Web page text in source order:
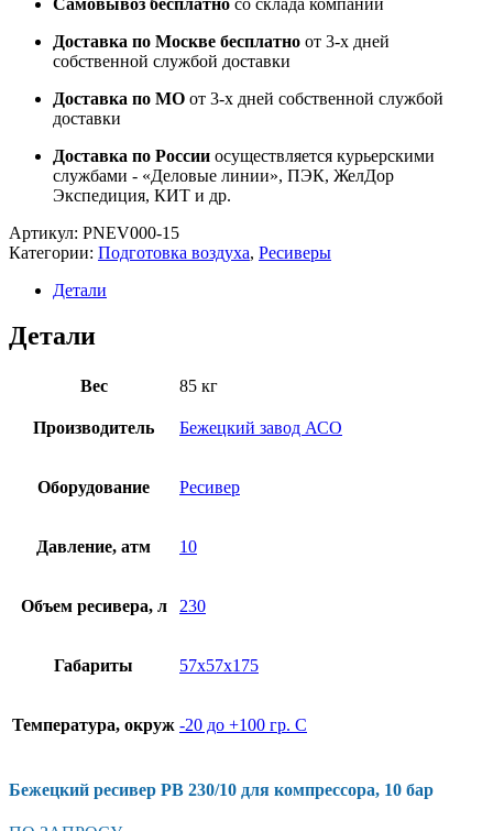
Доставка по Москве бесплатно от 3-х дней
собственной службой доставки
Доставка по МО от 3-х дней собственной службой
доставки
Доставка по России осуществляется курьерскими
службами - «Деловые линии», ПЭК, ЖелДор
Экспедиция, КИТ и др.
Артикул: PNEV000-15
Категории: Подготовка воздуха, Ресиверы
Детали
Детали
Вес 85 кг
Производитель Бежецкий завод АСО
Оборудование Ресивер
Давление, атм 10
Объем ресивера, л 230
Габариты 57х57х175
Температура, окруж -20 до +100 гр. С
Бежецкий ресивер РВ 230/10 для компрессора, 10 бар